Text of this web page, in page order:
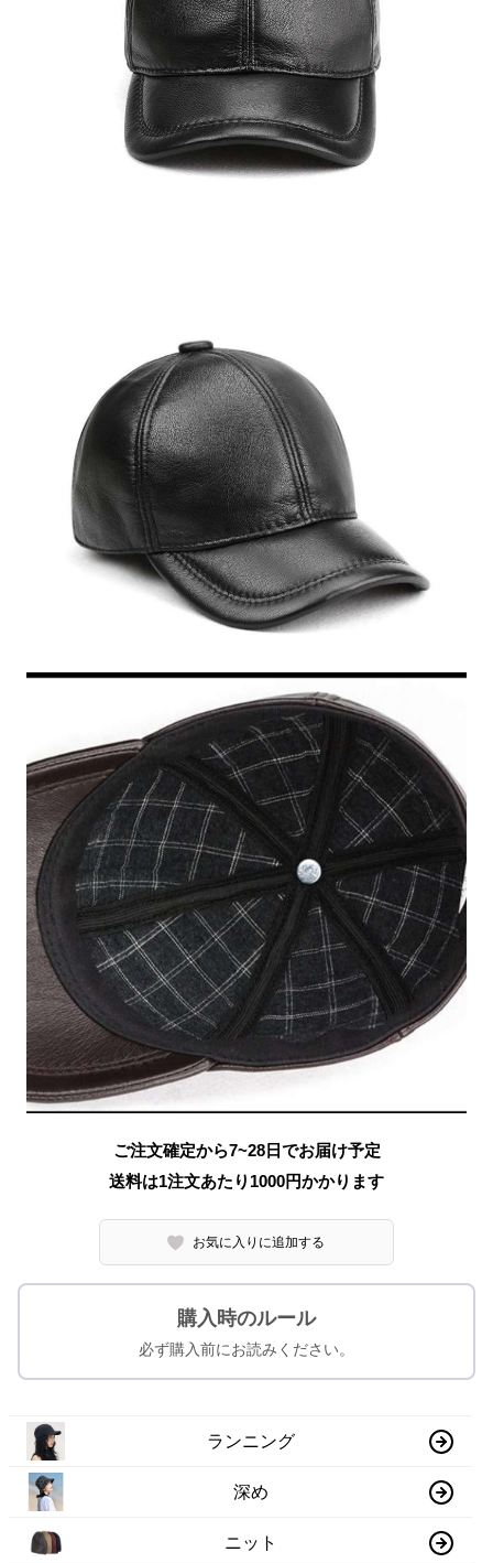
ご注文確定から7~28日でお届け予定
送料は1注文あたり 1000円かかります
お気に入りに追加する
購入時のルール
必ず購入前にお読みください。
ランニング
深め
ニット